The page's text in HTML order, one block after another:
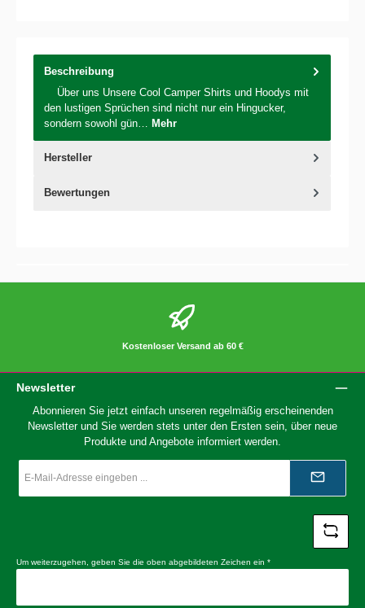
Beschreibung
Über uns Unsere Cool Camper Shirts und Hoodys mit
den lustigen Sprüchen sind nicht nur ein Hingucker,
sondern sowohl gün… Mehr
Hersteller
Bewertungen
Kostenloser Versand ab 60 €
Newsletter
Abonnieren Sie jetzt einfach unseren regelmäßig erscheinenden
Newsletter und Sie werden stets unter den Ersten sein, über neue
Produkte und Angebote informiert werden.
Mail-
*
Um weiterzugehen, geben Sie die oben abgebildeten Zeichen ein *